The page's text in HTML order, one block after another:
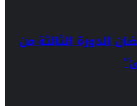
الدورة الثالثة من